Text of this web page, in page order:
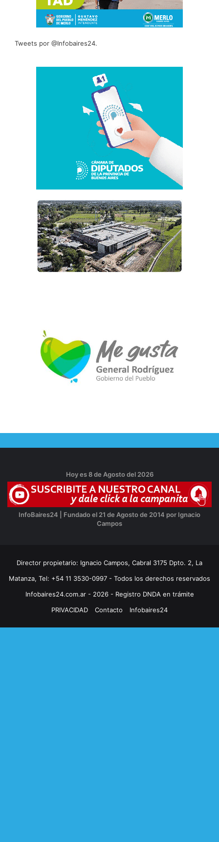
Tweets por @Infobaires24.
Hoy es 8 de Agosto del 2026
InfoBaires24 | Fundado el 21 de Agosto de 2014 por Ignacio
Campos
Director propietario: Ignacio Campos, Cabral 3175 Dpto. 2, La
Matanza, Tel: +54 11 3530-0997 - Todos los derechos reservados
Infobaires24.com.ar - 2026 - Registro DNDA en trámite
PRIVACIDAD
Contacto Infobaires24